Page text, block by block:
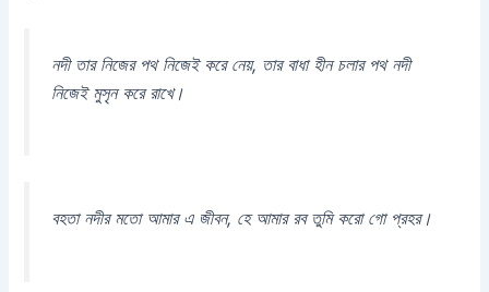
নদী তার নিজের পথ নিজেই করে নেয়, তার বাধা হীন চলার পথ নদী
নিজেই মুসৃন করে রাখে।
বহতা নদীর মতো আমার এ জীবন, হে আমার রব তুমি করো গো প্রহর।